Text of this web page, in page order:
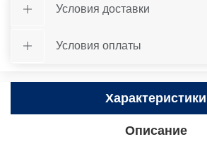
Условия доставки
Условия оплаты
Характеристики
Описание